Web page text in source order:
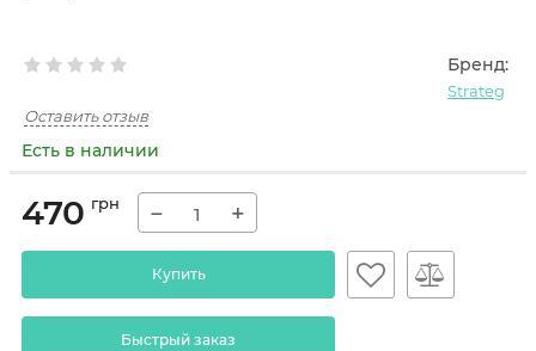
Бренд:
Strateg
Оставить отзыв
Есть в наличии
470 грн − +
Купить
Быстрый заказ